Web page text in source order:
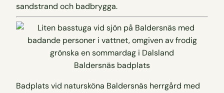
sandstrand och badbrygga.
Baldersnäs badplats
Badplats vid natursköna Baldersnäs herrgård med